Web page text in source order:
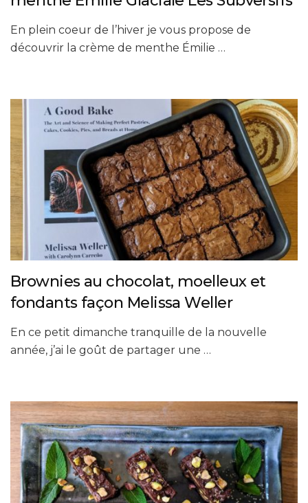
En plein coeur de l’hiver je vous propose de
découvrir la crème de menthe Émilie …
Brownies au chocolat, moelleux et
fondants façon Melissa Weller
En ce petit dimanche tranquille de la nouvelle
année, j’ai le goût de partager une …